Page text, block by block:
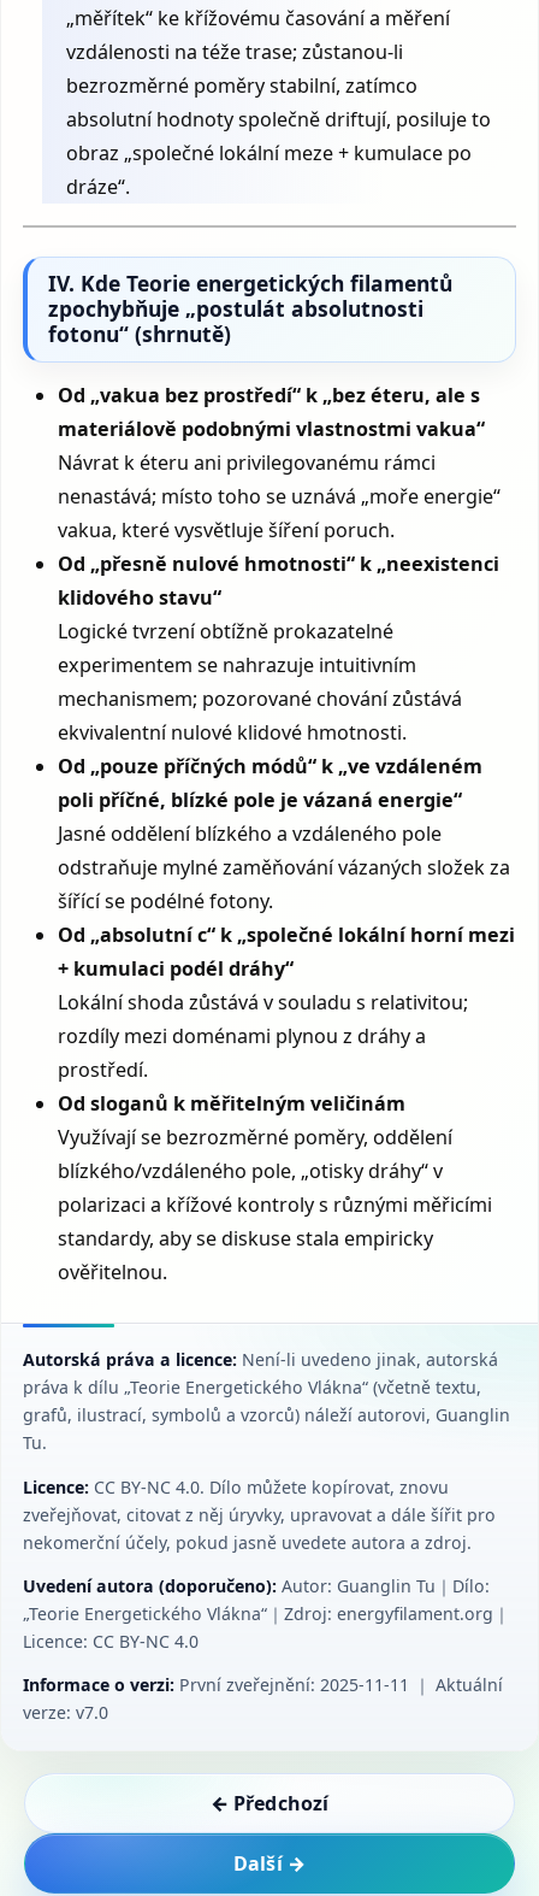
„měřítek“ ke křížovému časování a měření
vzdálenosti na téže trase; zůstanou-li
bezrozměrné poměry stabilní, zatímco
absolutní hodnoty společně driftují, posiluje to
obraz „společné lokální meze + kumulace po
dráze“.
IV. Kde Teorie energetických filamentů
zpochybňuje „postulát absolutnosti
fotonu“ (shrnutě)
Od „vakua bez prostředí“ k „bez éteru, ale s
materiálově podobnými vlastnostmi vakua“
Návrat k éteru ani privilegovanému rámci
nenastává; místo toho se uznává „moře energie“
vakua, které vysvětluje šíření poruch.
Od „přesně nulové hmotnosti“ k „neexistenci
klidového stavu“
Logické tvrzení obtížně prokazatelné
experimentem se nahrazuje intuitivním
mechanismem; pozorované chování zůstává
ekvivalentní nulové klidové hmotnosti.
Od „pouze příčných módů“ k „ve vzdáleném
poli příčné, blízké pole je vázaná energie“
Jasné oddělení blízkého a vzdáleného pole
odstraňuje mylné zaměňování vázaných složek za
šířící se podélné fotony.
Od „absolutní c“ k „společné lokální horní mezi
+ kumulaci podél dráhy“
Lokální shoda zůstává v souladu s relativitou;
rozdíly mezi doménami plynou z dráhy a
prostředí.
Od sloganů k měřitelným veličinám
Využívají se bezrozměrné poměry, oddělení
blízkého/vzdáleného pole, „otisky dráhy“ v
polarizaci a křížové kontroly s různými měřicími
standardy, aby se diskuse stala empiricky
ověřitelnou.
Autorská práva a licence: Není-li uvedeno jinak, autorská
práva k dílu „Teorie Energetického Vlákna“ (včetně textu,
grafů, ilustrací, symbolů a vzorců) náleží autorovi, Guanglin
Tu.
Licence: CC BY‑NC 4.0. Dílo můžete kopírovat, znovu
zveřejňovat, citovat z něj úryvky, upravovat a dále šířit pro
nekomerční účely, pokud jasně uvedete autora a zdroj.
Uvedení autora (doporučeno): Autor: Guanglin Tu｜Dílo:
„Teorie Energetického Vlákna“｜Zdroj: energyfilament.org｜
Licence: CC BY‑NC 4.0
Informace o verzi: První zveřejnění: 2025-11-11 ｜ Aktuální
verze: v7.0
← Předchozí
Další →